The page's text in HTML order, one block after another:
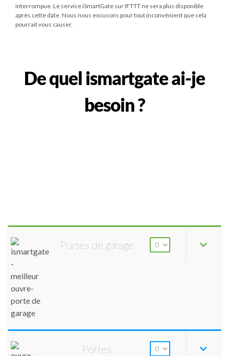
interrompue. Le service iSmartGate sur IFTTT ne sera plus disponible
après cette date. Nous nous excusons pour tout inconvénient que cela
pourrait vous causer.
De quel ismartgate ai-je
besoin ?
Portes de garage
Portes